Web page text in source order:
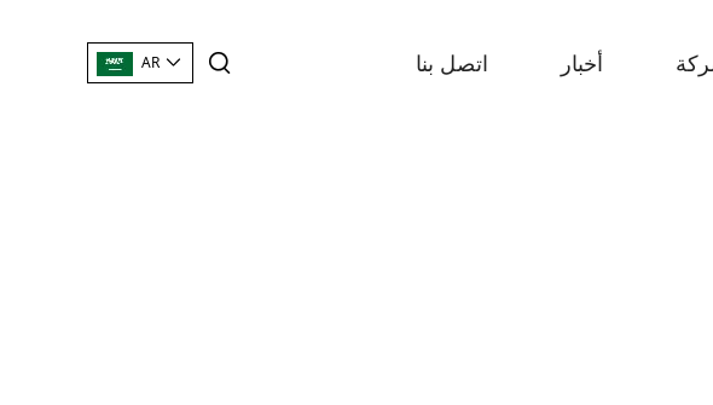
أخبار اتصل بنا AR